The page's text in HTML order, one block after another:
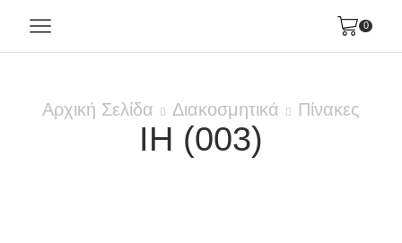
0
Αρχική Σελίδα Διακοσμητικά Πίνακες
IH (003)